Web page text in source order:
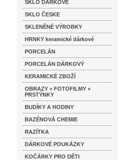
SKLO DÁRKOVÉ
SKLO ČESKE
SKLENĚNÉ VÝROBKY
HRNKY keramické dárkové
PORCELÁN
PORCELÁN DÁRKOVÝ
KERAMICKÉ ZBOŽÍ
OBRAZY + FOTOFILMY +
PRSTÝNKY
BUDÍKY A HODINY
BAZÉNOVÁ CHEMIE
RAZÍTKA
DÁRKOVÉ POUKÁZKY
KOČÁRKY PRO DĚTI